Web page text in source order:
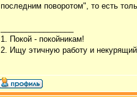
последним поворотом", то есть
1. Покой - покойникам!
2. Ищу этичную работу и некурящий